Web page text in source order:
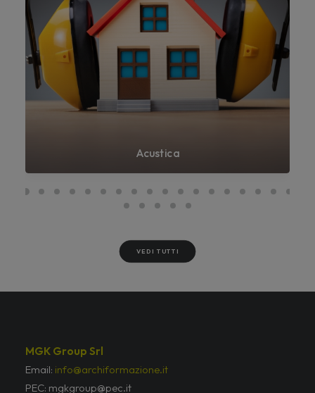
Acustica
VEDI TUTTI
MGK Group Srl
Email: info@archiformazione.it
PEC: mgkgroup@pec.it